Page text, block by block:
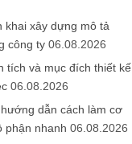
khai xây dựng mô tả
công ty 06.08.2026
tích và mục đích thiết kế
06.08.2026
dẫn cách làm cơ
phận nhanh 06.08.2026